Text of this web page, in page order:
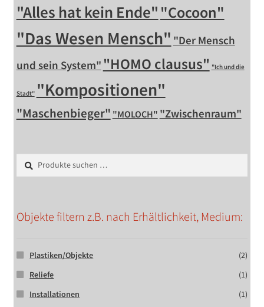
"Alles hat kein Ende" "Cocoon"
"Das Wesen Mensch" "Der Mensch
und sein System" "HOMO clausus" "Ich und die
Stadt" "Kompositionen"
"Maschenbieger" "MOLOCH" "Zwischenraum"
Suchen
nach:
Suchen
Objekte filtern z.B. nach Erhältlichkeit, Medium:
Plastiken/Objekte
(2)
Reliefe
(1)
Installationen
(1)